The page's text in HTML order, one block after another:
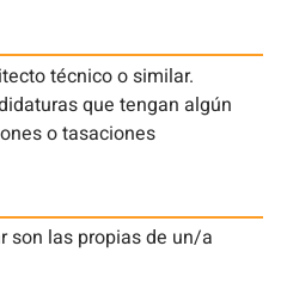
técnico o similar.
que tengan algún
o tasaciones
son las propias de un/a